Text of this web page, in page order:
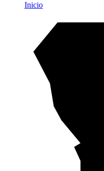
Inicio